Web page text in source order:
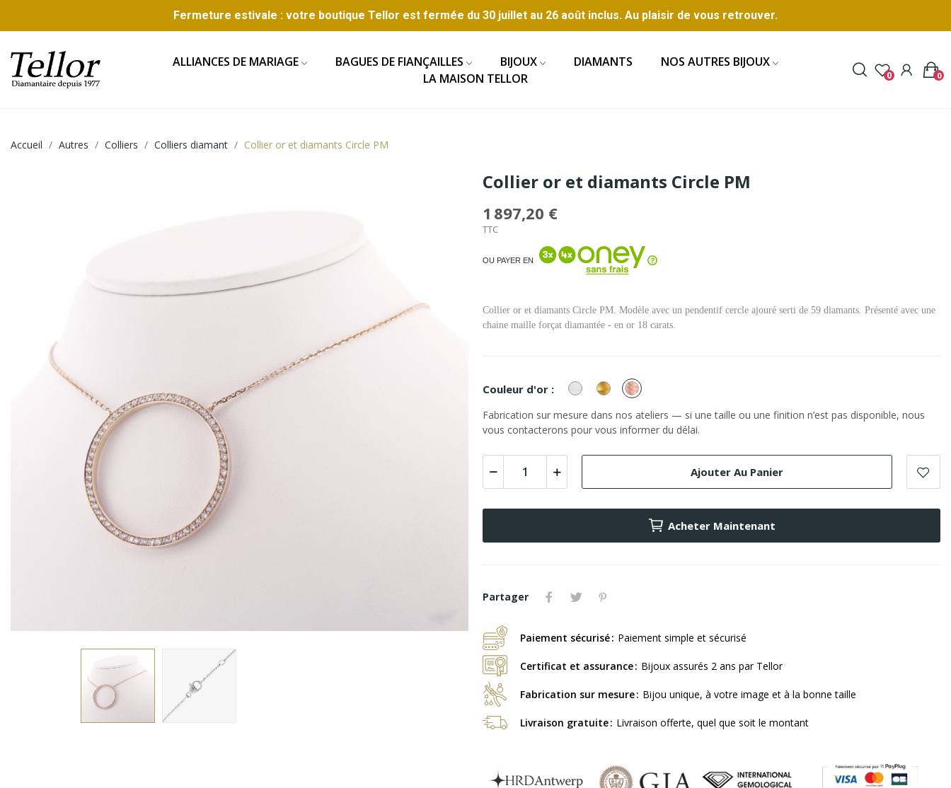
Fermeture estivale : votre boutique Tellor est fermée du 30 juillet au 26 août inclus. Au plaisir de vous retrouver.
ALLIANCES DE MARIAGE BAGUES DE FIANÇAILLES BIJOUX DIAMANTS
NOS AUTRES BIJOUX
LA MAISON TELLOR
0 0
Accueil Autres Colliers Colliers diamant Collier or et diamants Circle PM
Collier or et diamants Circle PM
1 897,20 €
TTC
OU PAYER EN
Collier or et diamants Circle PM. Modèle avec un pendentif cercle ajouré serti de 59 diamants. Présenté avec une
chaine maille forçat diamantée - en or 18 carats.
Couleur d'or : or
Blanc
or
Jaune
or
Rose
Fabrication sur mesure dans nos ateliers — si une taille ou une finition n’est pas disponible, nous
vous contacterons pour vous informer du délai.
Ajouter Au Panier
Acheter Maintenant
Partager
Paiement sécurisé Paiement simple et sécurisé
Certificat et assurance Bijoux assurés 2 ans par Tellor
Fabrication sur mesure Bijou unique, à votre image et à la bonne taille
Livraison gratuite Livraison offerte, quel que soit le montant